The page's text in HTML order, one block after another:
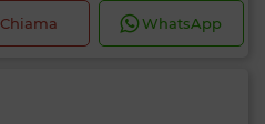
Chiama WhatsApp